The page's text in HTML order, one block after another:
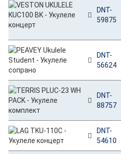
DNT-
59875
DNT-
56624
DNT-
88757
DNT-
54610